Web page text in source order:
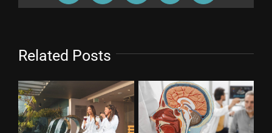
Related Posts